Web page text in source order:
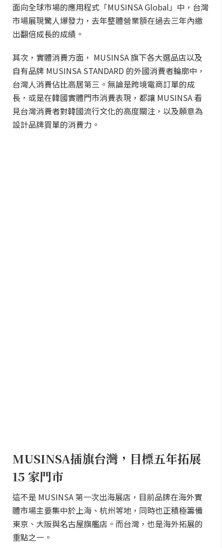
面向全球市場的應用程式「MUSINSA Global」中，台灣
市場展現驚人爆發力，去年整體營業額在過去三年內繳
出翻倍成長的成績。
其次，實體消費方面， MUSINSA 旗下各大選品店以及
自有品牌 MUSINSA STANDARD 的外國消費者輪廓中，
台灣人消費佔比高居第三。無論是跨境電商訂單的成
長，或是在韓國實體門市消費表現，都讓 MUSINSA 看
見台灣消費者對韓國流行文化的高度關注，以及願意為
設計品牌買單的消費力。
MUSINSA插旗台灣，目標五年拓展
15 家門市
這不是 MUSINSA 第一次出海展店，目前品牌在海外實
體市場主要集中於上海、杭州等地，同時也正積極籌備
東京、大阪與名古屋旗艦店。而台灣，也是海外拓展的
重點之一。